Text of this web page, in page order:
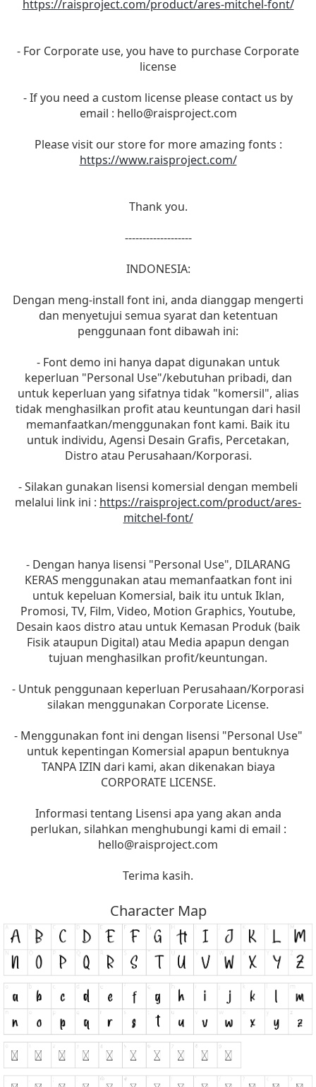
https://raisproject.com/product/ares-mitchel-font/
- For Corporate use, you have to purchase Corporate
license
- If you need a custom license please contact us by
email : hello@raisproject.com
Please visit our store for more amazing fonts :
https://www.raisproject.com/
Thank you.
-------------------
INDONESIA:
Dengan meng-install font ini, anda dianggap mengerti
dan menyetujui semua syarat dan ketentuan
penggunaan font dibawah ini:
- Font demo ini hanya dapat digunakan untuk
keperluan "Personal Use"/kebutuhan pribadi, dan
untuk keperluan yang sifatnya tidak "komersil", alias
tidak menghasilkan profit atau keuntungan dari hasil
memanfaatkan/menggunakan font kami. Baik itu
untuk individu, Agensi Desain Grafis, Percetakan,
Distro atau Perusahaan/Korporasi.
- Silakan gunakan lisensi komersial dengan membeli
melalui link ini : https://raisproject.com/product/ares-
mitchel-font/
- Dengan hanya lisensi "Personal Use", DILARANG
KERAS menggunakan atau memanfaatkan font ini
untuk kepeluan Komersial, baik itu untuk Iklan,
Promosi, TV, Film, Video, Motion Graphics, Youtube,
Desain kaos distro atau untuk Kemasan Produk (baik
Fisik ataupun Digital) atau Media apapun dengan
tujuan menghasilkan profit/keuntungan.
- Untuk penggunaan keperluan Perusahaan/Korporasi
silakan menggunakan Corporate License.
- Menggunakan font ini dengan lisensi "Personal Use"
untuk kepentingan Komersial apapun bentuknya
TANPA IZIN dari kami, akan dikenakan biaya
CORPORATE LICENSE.
Informasi tentang Lisensi apa yang akan anda
perlukan, silahkan menghubungi kami di email :
hello@raisproject.com
Terima kasih.
Character Map